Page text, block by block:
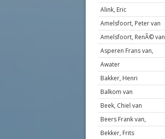
Alink, Eric
Amelsfoort, Peter van
Amelsfoort, RenÃ© van
Asperen Frans van,
Awater
Bakker, Henri
Balkom van
Beek, Chiel van
Beers Frank van,
Bekker, Frits